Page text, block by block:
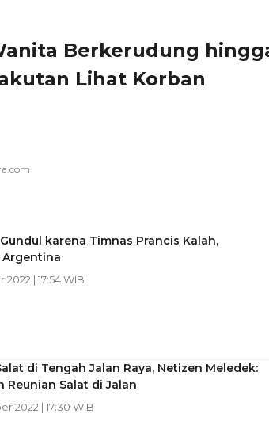
Berkerudung
Lihat Korban
karena Timnas Prancis Kalah,
| 17:54 WIB
di Tengah Jalan Raya, Netizen Meledek:
Reunian Salat di Jalan
2022 | 17:30 WIB